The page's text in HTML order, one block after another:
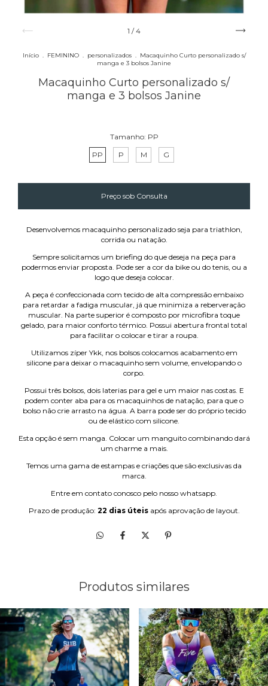
1 /4
Início . FEMININO . personalizados . Macaquinho Curto personalizado s/
manga e 3 bolsos Janine
Macaquinho Curto personalizado s/
manga e 3 bolsos Janine
Tamanho: PP
PP
P M G
Desenvolvemos macaquinho personalizado seja para triathlon,
corrida ou natação.
Sempre solicitamos um briefing do que deseja na peça para
podermos enviar proposta. Pode ser a cor da bike ou do tenis, ou a
logo que deseja colocar.
A peça é confeccionada com tecido de alta compressão embaixo
para retardar a fadiga muscular, já que minimiza a reberveração
muscular. Na parte superior é composto por microfibra toque
gelado, para maior conforto térmico. Possui abertura frontal total
para facilitar o colocar e tirar a roupa.
Utilizamos zíper Ykk, nos bolsos colocamos acabamento em
silicone para deixar o macaquinho sem volume, envelopando o
corpo.
Possui três bolsos, dois laterias para gel e um maior nas costas. E
podem conter aba para os macaquinhos de natação, para que o
bolso não crie arrasto na água. A barra pode ser do próprio tecido
ou de elástico com silicone.
Esta opção é sem manga. Colocar um manguito combinando dará
um charme a mais.
Temos uma gama de estampas e criações que são exclusivas da
marca.
Entre em contato conosco pelo nosso whatsapp.
Prazo de produção: 22 dias úteisapós aprovação de layout.
Produtos similares